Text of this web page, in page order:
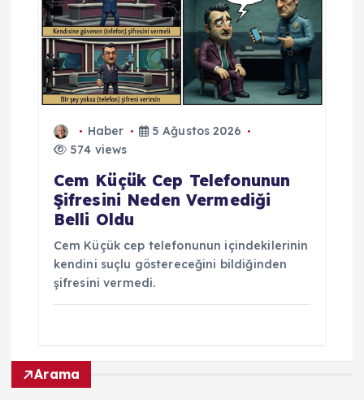
Haber
5 Ağustos 2026
574 views
Cem Küçük Cep Telefonunun
Şifresini Neden Vermediği
Belli Oldu
Cem Küçük cep telefonunun içindekilerinin
kendini suçlu göstereceğini bildiğinden
şifresini vermedi.
Arama